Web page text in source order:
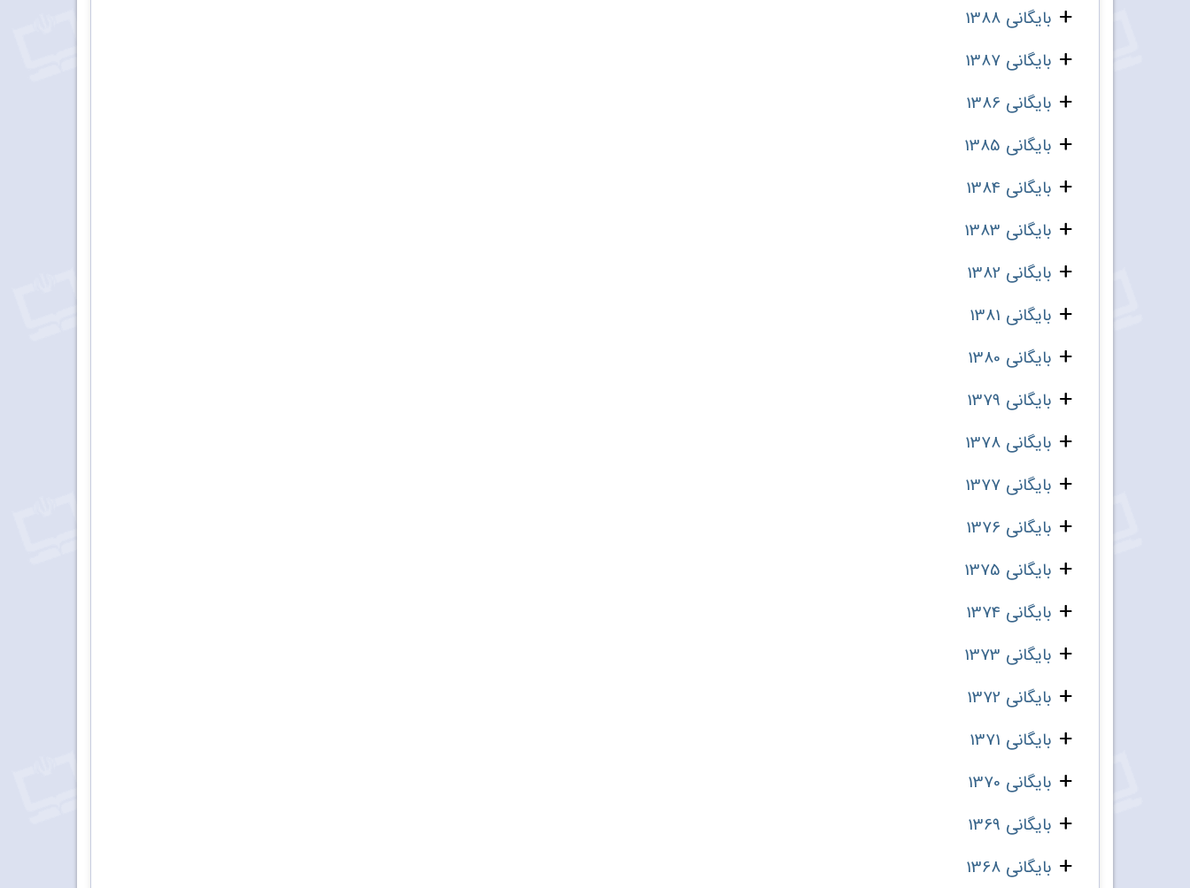
بایگانی 1388
بایگانی 1387
بایگانی 1386
بایگانی 1385
بایگانی 1384
بایگانی 1383
بایگانی 1382
بایگانی 1381
بایگانی 1380
بایگانی 1379
بایگانی 1378
بایگانی 1377
بایگانی 1376
بایگانی 1375
بایگانی 1374
بایگانی 1373
بایگانی 1372
بایگانی 1371
بایگانی 1370
بایگانی 1369
بایگانی 1368